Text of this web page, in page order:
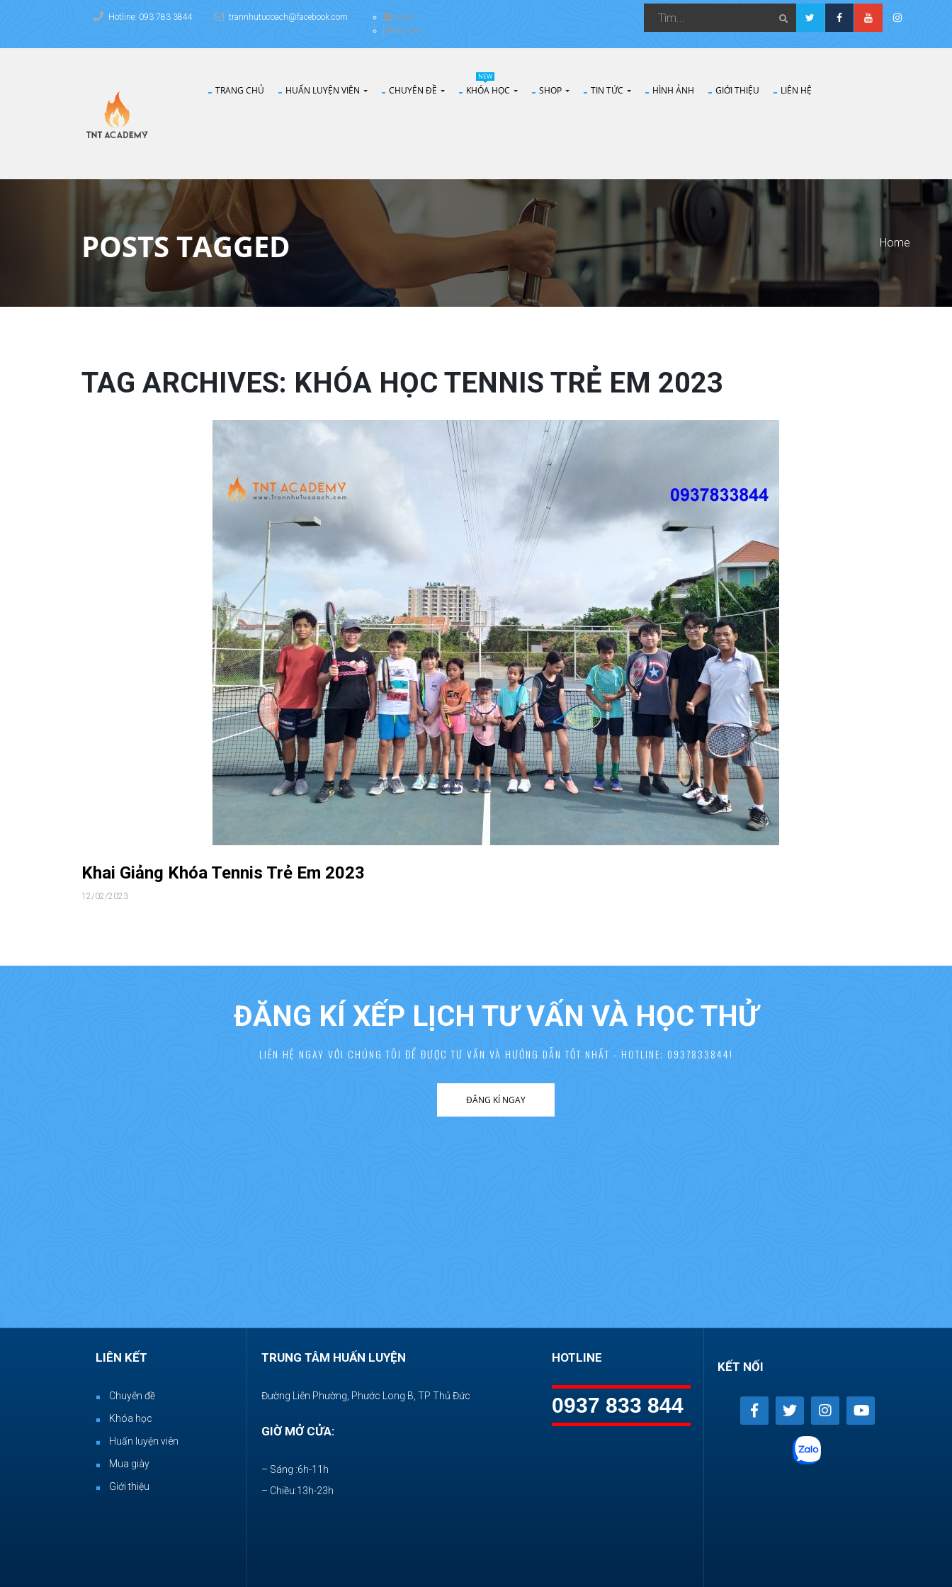
Hotline: 093 783 3844 trannhutucoach@facebook.com
Login
Register
TRANG CHỦ HUẤN LUYỆN VIÊN CHUYÊN ĐỀ KHÓA HỌC
NEW
SHOP TIN TỨC HÌNH ẢNH GIỚI THIỆU LIÊN HỆ
POSTS TAGGED Home
TAG ARCHIVES: KHÓA HỌC TENNIS TRẺ EM 2023
Khai Giảng Khóa Tennis Trẻ Em 2023
12/02/2023
ĐĂNG KÍ XẾP LỊCH TƯ VẤN VÀ HỌC THỬ
LIÊN HỆ NGAY VỚI CHÚNG TÔI ĐỂ ĐƯỢC TƯ VẤN VÀ HƯỚNG DẪN TỐT NHẤT - HOTLINE: 0937833844!
ĐĂNG KÍ NGAY
LIÊN KẾT
Chuyên đề
Khóa học
Huấn luyện viên
Mua giày
Giới thiệu
TRUNG TÂM HUẤN LUYỆN
Đường Liên Phường, Phước Long B, TP Thủ Đức
GIỜ MỞ CỬA:
– Sáng :6h-11h
– Chiều:13h-23h
HOTLINE
0937 833 844
KẾT NỐI